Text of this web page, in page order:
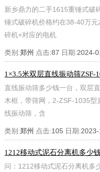
新乡鼎力的二手1615重锤式破
锤式破碎机价格约在38-40万
碎机+对应的电机
类别:郑州 点击:87 日期:2024-
1×3.5米双层直线振动筛ZSF-
直线振动筛多少钱一台，双层
木框，带筛网，2-ZSF-1035型
线振动筛，含
类别:郑州 点击:105 日期:
1212移动式泥石分离机多少
问：1212移动式泥石分离机多